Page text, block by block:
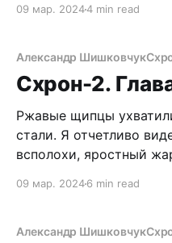
касаются пола.
обрадовало, потому
мясистый кулак. Я
09 мар. 20244 min read
Александр Шишковчук
Схрон-2.
Ржавые щипцы
стали. Я отчетливо
всполохи, яростный
моего носа! Щербатый
ошейника и звонким
09 мар. 20246 min read
Александр Шишковчук